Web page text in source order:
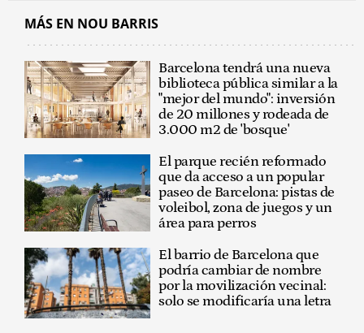
MÁS EN NOU BARRIS
Barcelona tendrá una nueva
biblioteca pública similar a la
"mejor del mundo": inversión
de 20 millones y rodeada de
3.000 m2 de 'bosque'
El parque recién reformado
que da acceso a un popular
paseo de Barcelona: pistas de
voleibol, zona de juegos y un
área para perros
El barrio de Barcelona que
podría cambiar de nombre
por la movilización vecinal:
solo se modificaría una letra